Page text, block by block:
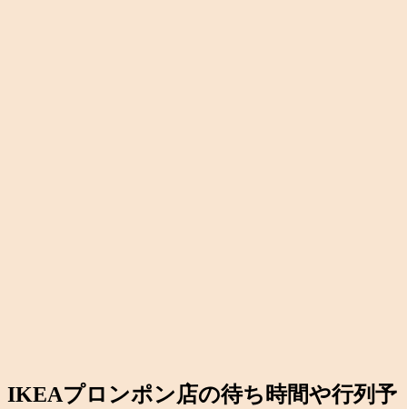
IKEAプロンポン店の待ち時間や行列予